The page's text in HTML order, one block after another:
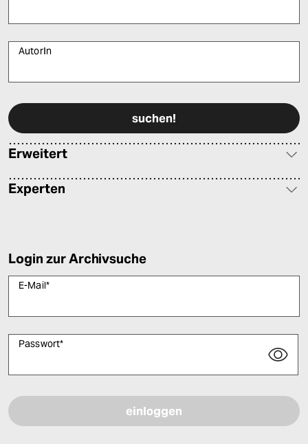
AutorIn
Erweitert
Experten
Login zur Archivsuche
E-Mail*
Passwort*